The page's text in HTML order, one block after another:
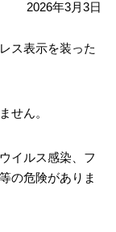
2026年3月3日
ス表示を装った
せん。
イルス感染、フ
の危険がありま